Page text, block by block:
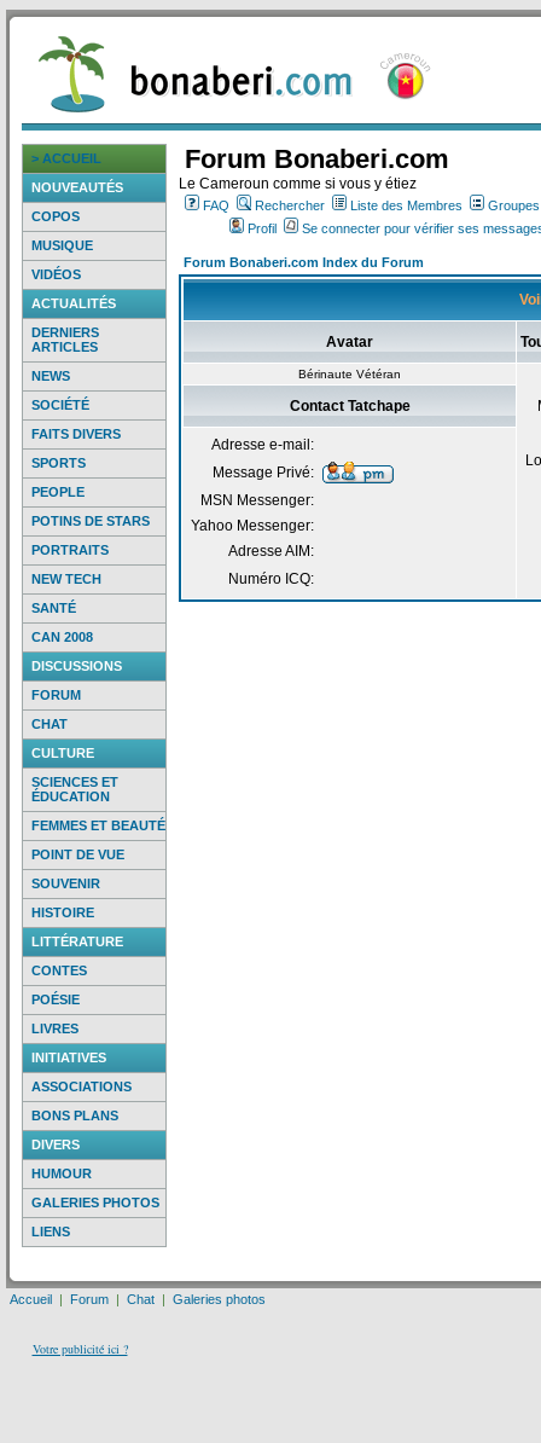
> ACCUEIL
NOUVEAUTÉS
COPOS
MUSIQUE
VIDÉOS
ACTUALITÉS
DERNIERS
ARTICLES
NEWS
SOCIÉTÉ
FAITS DIVERS
SPORTS
PEOPLE
POTINS DE STARS
PORTRAITS
NEW TECH
SANTÉ
CAN 2008
DISCUSSIONS
FORUM
CHAT
CULTURE
SCIENCES ET
ÉDUCATION
FEMMES ET BEAUTÉ
POINT DE VUE
SOUVENIR
HISTOIRE
LITTÉRATURE
CONTES
POÉSIE
LIVRES
INITIATIVES
ASSOCIATIONS
BONS PLANS
DIVERS
HUMOUR
GALERIES PHOTOS
LIENS
Forum Bonaberi.com
Le Cameroun comme si vous y étiez
FAQ Rechercher Liste des Membres
Profil
Se connecter pour vérifier ses
Forum Bonaberi.com Index du Forum
Avatar
Bérinaute Vétéran
Contact Tatchape
Adresse e-mail:
Message Privé:
MSN Messenger:
Yahoo Messenger:
Adresse AIM:
Numéro ICQ:
Accueil | Forum | Chat | Galeries photos
Votre publicité ici ?